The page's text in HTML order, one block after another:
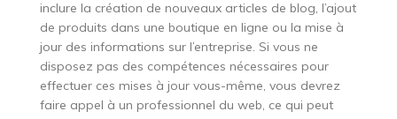
inclure la création de nouveaux articles de blog, l’ajout
de produits dans une boutique en ligne ou la mise à
jour des informations sur l’entreprise. Si vous ne
disposez pas des compétences nécessaires pour
effectuer ces mises à jour vous-même, vous devrez
faire appel à un professionnel du web, ce qui peut